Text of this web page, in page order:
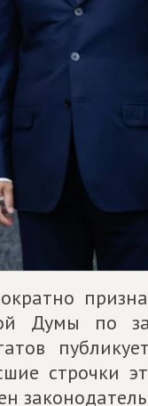
Думы по
строчки